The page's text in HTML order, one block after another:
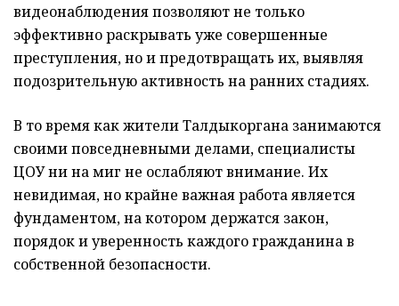
видеонаблюдения позволяют не только
эффективно раскрывать уже совершенные
преступления, но и предотвращать их, выявляя
подозрительную активность на ранних стадиях.
В то время как жители Талдыкоргана занимаются
своими повседневными делами, специалисты
ЦОУ ни на миг не ослабляют внимание. Их
невидимая, но крайне важная работа является
фундаментом, на котором держатся закон,
порядок и уверенность каждого гражданина в
собственной безопасности.